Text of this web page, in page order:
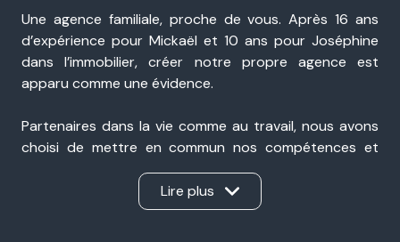
Une agence familiale, proche de vous. Après 16 ans
d’expérience pour Mickaël et 10 ans pour Joséphine
dans l’immobilier, créer notre propre agence est
apparu comme une évidence.
Partenaires dans la vie comme au travail, nous avons
choisi de mettre en commun nos compétences et
notre expérience pour accompagner nos clients avec
sérieux, transparence et réactivité. Présents à Portes-
lès-Valence et à Valence, nous sommes une agence
Lire plus